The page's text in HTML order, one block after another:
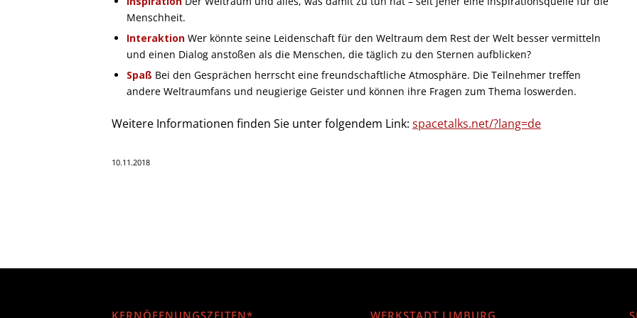
Menschheit.
Interaktion Wer könnte seine Leidenschaft für den Weltraum dem Rest der Welt besser vermitteln
und einen Dialog anstoßen als die Menschen, die täglich zu den Sternen aufblicken?
Spaß Bei den Gesprächen herrscht eine freundschaftliche Atmosphäre. Die Teilnehmer treffen
andere Weltraumfans und neugierige Geister und können ihre Fragen zum Thema loswerden.
Weitere Informationen finden Sie unter folgendem Link: spacetalks.net/?lang=de
10.11.2018